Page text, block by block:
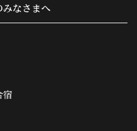
なさまへ
宿